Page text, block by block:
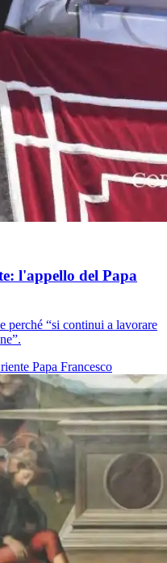
l'appello del Papa
perché “si continui a lavorare
Papa Francesco